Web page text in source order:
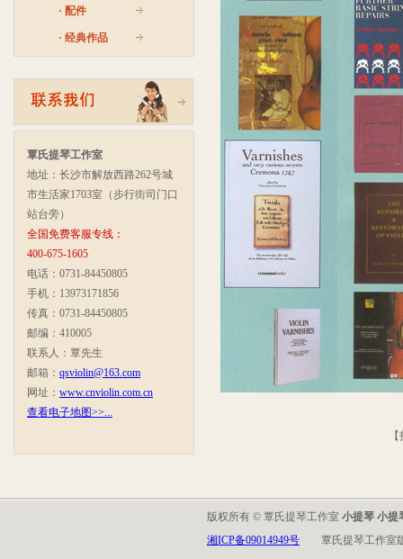
· 配件
· 经典作品
覃氏提琴工作室
地址：长沙市解放西路262号城
市生活家1703室（步行街司门口
站台旁）
全国免费客服专线：
400-675-1605
电话：0731-84450805
手机：13973171856
传真：0731-84450805
邮编：410005
联系人：覃先生
邮箱： qsviolin@163.com
网址： www.cnviolin.com.cn
查看电子地图>>...
【
版权所有 © 覃氏提琴工作室 小提琴 小提
湘ICP备09014949号
覃氏提琴工作室